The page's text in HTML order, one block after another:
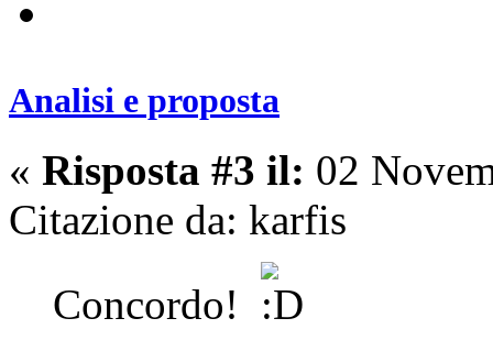
Analisi e proposta
« Risposta #3 il: 02
Citazione da: karfis
Concordo!